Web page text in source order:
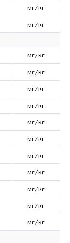
мг/кг
мг/кг
мг/кг
мг/кг
мг/кг
мг/кг
мг/кг
мг/кг
мг/кг
мг/кг
мг/кг
мг/кг
мг/кг